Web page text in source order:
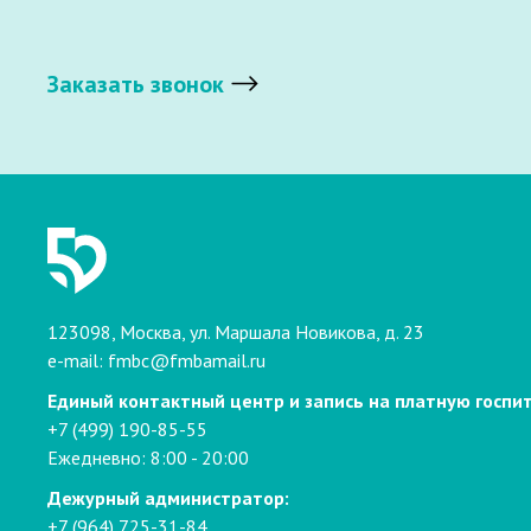
Заказать звонок
123098, Москва, ул. Маршала Новикова, д. 23
e-mail: fmbc@fmbamail.ru
Единый контактный центр и запись на платную
+7 (499) 190-85-55
Ежедневно: 8:00 - 20:00
Дежурный администратор: